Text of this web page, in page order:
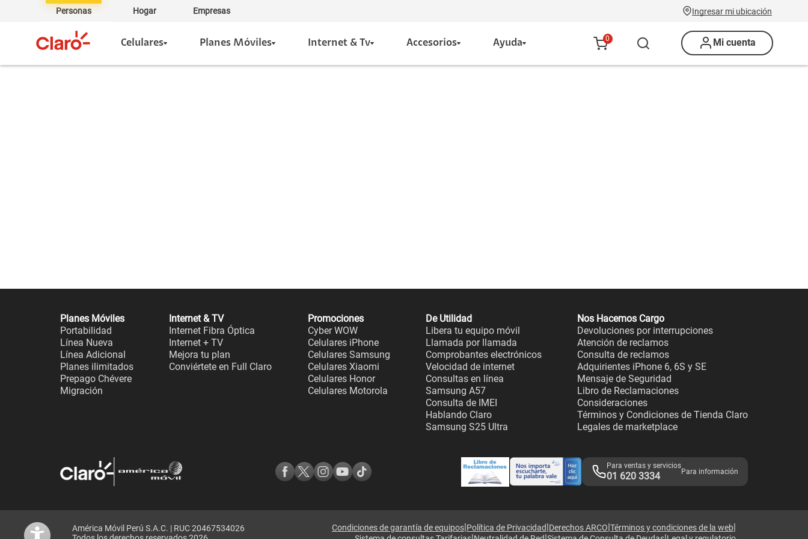
Personas Hogar Empresas Ingresar mi ubicación
Celulares Planes Móviles Internet & Tv Accesorios Ayuda 0 Mi cuenta
Planes Móviles
Portabilidad
Línea Nueva
Línea Adicional
Planes ilimitados
Prepago Chévere
Migración
Internet & TV
Internet Fibra Óptica
Internet + TV
Mejora tu plan
Conviértete en Full Claro
Promociones
Cyber WOW
Celulares iPhone
Celulares Samsung
Celulares Xiaomi
Celulares Honor
Celulares Motorola
De Utilidad
Libera tu equipo móvil
Llamada por llamada
Comprobantes electrónicos
Velocidad de internet
Consultas en línea
Samsung A57
Consulta de IMEI
Hablando Claro
Samsung S25 Ultra
Nos Hacemos Cargo
Devoluciones por interrupciones
Atención de reclamos
Consulta de reclamos
Adquirientes iPhone 6, 6S y SE
Mensaje de Seguridad
Libro de Reclamaciones
Consideraciones
Términos y Condiciones de Tienda Claro
Legales de marketplace
Para ventas y servicios
01 620 3334 Para información
América Móvil Perú S.A.C. | RUC 20467534026
Condiciones de garantía de equipos|Política de Privacidad|Derechos ARCO|Términos y condiciones de la web|